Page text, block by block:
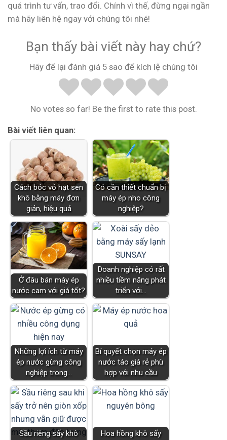
quá trình tư vấn, trao đổi. Chính vì thế, đừng ngại ngần
mà hãy liên hệ ngay với chúng tôi nhé!
Bạn thấy bài viết này hay chứ?
Hãy để lại đánh giá 5 sao để kích lệ chúng tôi
No votes so far! Be the first to rate this post.
Bài viết liên quan:
Cách bóc vỏ hạt sen
khô bằng máy đơn
giản, hiệu quả
Có cần thiết chuẩn bị
máy ép nho công
nghiệp?
Ở đâu bán máy ép
nước cam với giá tốt?
Doanh nghiệp có rất
nhiều tiềm năng phát
triển với…
Những lợi ích từ máy
ép nước gừng công
nghiệp trong…
Bí quyết chọn máy ép
nước táo giá rẻ phù
hợp với nhu cầu
Sầu riêng sấy khô
Hoa hồng khô sấy